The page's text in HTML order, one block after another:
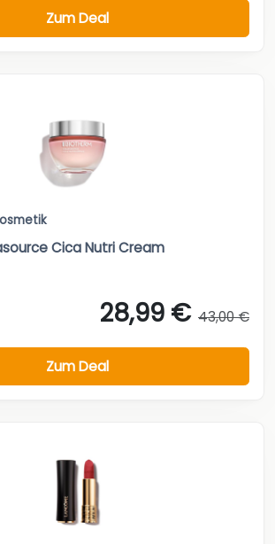
Zum Deal
Cica Nutri Cream
28,99 € 43,00 €
Zum Deal